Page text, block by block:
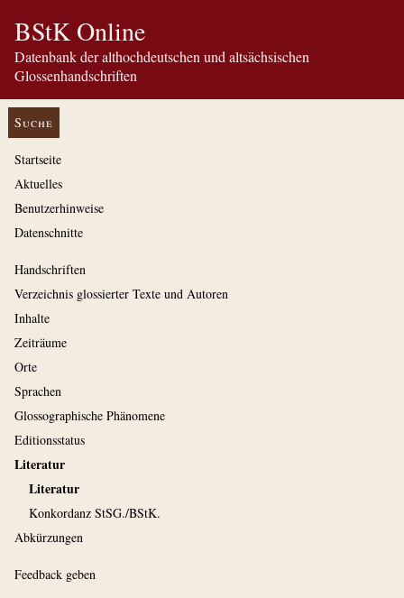
BStK Online
Datenbank der althochdeutschen und altsächsischen
Glossenhandschriften
Suche
Startseite
Aktuelles
Benutzerhinweise
Datenschnitte
Handschriften
Verzeichnis glossierter Texte und Autoren
Inhalte
Zeiträume
Orte
Sprachen
Glossographische Phänomene
Editionsstatus
Literatur
Literatur
Konkordanz StSG./BStK.
Abkürzungen
Feedback geben